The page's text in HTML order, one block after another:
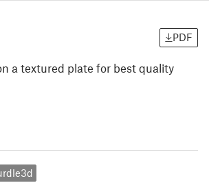
PDF
a textured plate for best quality